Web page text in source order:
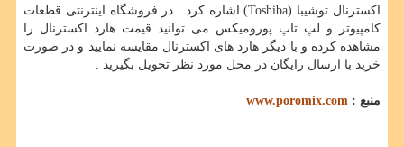
اکسترنال توشیبا (Toshiba) اشاره کرد . در فروشگاه اینترنتی قطعات
کامپیوتر و لپ تاپ پورومیکس می توانید قیمت هارد اکسترنال را
مشاهده کرده و با دیگر هارد های اکسترنال مقایسه نمایید و در صورت
خرید با ارسال رایگان در محل مورد نظر تحویل بگیرید .
منبع : www.poromix.com